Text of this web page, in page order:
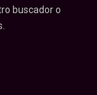
buscador o